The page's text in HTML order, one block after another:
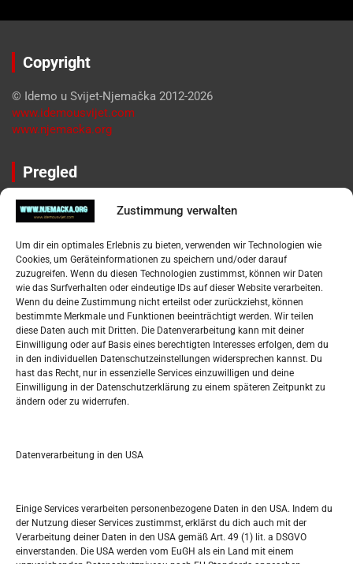
Zustimmung verwalten
Um dir ein optimales Erlebnis zu bieten, verwenden wir Technologien wie
Cookies, um Geräteinformationen zu speichern und/oder darauf
zuzugreifen. Wenn du diesen Technologien zustimmst, können wir Daten
wie das Surfverhalten oder eindeutige IDs auf dieser Website verarbeiten.
Wenn du deine Zustimmung nicht erteilst oder zurückziehst, können
bestimmte Merkmale und Funktionen beeinträchtigt werden. Wir teilen
diese Daten auch mit Dritten. Die Datenverarbeitung kann mit deiner
Einwilligung oder auf Basis eines berechtigten Interesses erfolgen, dem du
in den individuellen Datenschutzeinstellungen widersprechen kannst. Du
hast das Recht, nur in essenzielle Services einzuwilligen und deine
Einwilligung in der Datenschutzerklärung zu einem späteren Zeitpunkt zu
ändern oder zu widerrufen.
Datenverarbeitung in den USA
Einige Services verarbeiten personenbezogene Daten in den USA. Indem du
der Nutzung dieser Services zustimmst, erklärst du dich auch mit der
Verarbeitung deiner Daten in den USA gemäß Art. 49 (1) lit. a DSGVO
einverstanden. Die USA werden vom EuGH als ein Land mit einem
Copyright
© Idemo u Svijet-Njemačka 2012-2026
www.idemousvijet.com
www.njemacka.org
Pregled
Impressum
Datenschutzerklärung
Widerufsbelehrung
Oglašavanje / Postavite svoj oglas
Tko je “Idemo u Svijet – Njemačka?
Pretražite stranicu:
S
e
a
h
M D M D F S S
1